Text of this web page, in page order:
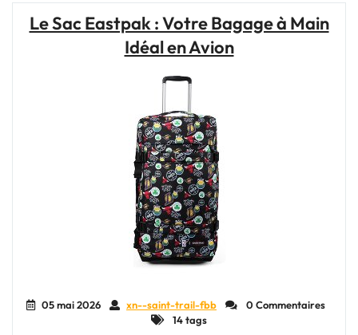
Votre
Compagnon
le
Monde"
Le Sac Eastpak : Votre Bagage à Main
Idéal en Avion
05 mai 2026 xn--saint-trail-fbb
0 Commentaires
14 tags